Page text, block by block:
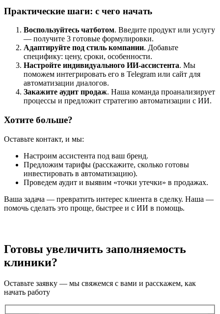
Практические шаги: с чего начать
Воспользуйтесь чатботом. Введите продукт или услугу
— получите 3 готовые формулировки.
Адаптируйте под стиль компании. Добавьте
специфику: цену, сроки, особенности.
Настройте индивидуального ИИ-ассистента. Мы
поможем интегрировать его в Telegram или сайт для
автоматизации диалогов.
Закажите аудит продаж. Наша команда проанализирует
процессы и предложит стратегию автоматизации с ИИ.
Хотите больше?
Оставьте контакт, и мы:
Настроим ассистента под ваш бренд.
Предложим тарифы (расскажите, сколько готовы
инвестировать в автоматизацию).
Проведем аудит и выявим «точки утечки» в продажах.
Ваша задача — превратить интерес клиента в сделку. Наша —
помочь сделать это проще, быстрее и с ИИ в помощь.
Готовы увеличить заполняемость
клиники?
Оставьте заявку — мы свяжемся с вами и расскажем, как
начать работу